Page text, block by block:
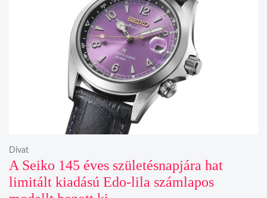
A Seiko 145 éves születésnapjára hat
limitált kiadású Edo-lila számlapos
Divat